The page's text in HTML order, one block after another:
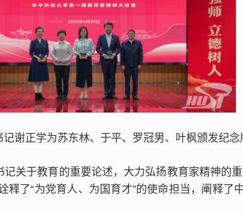
谢正学为苏东林、于平、罗冠男、叶枫颁发纪念
关于教育的重要论述，大力弘扬教育家精神的
了“为党育人、为国育才”的使命担当，阐释了